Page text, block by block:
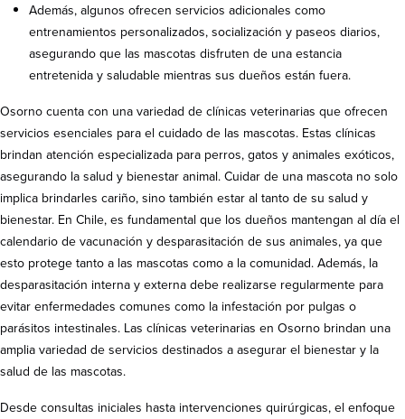
Además, algunos ofrecen servicios adicionales como
entrenamientos personalizados, socialización y paseos diarios,
asegurando que las mascotas disfruten de una estancia
entretenida y saludable mientras sus dueños están fuera.
Osorno cuenta con una variedad de clínicas veterinarias que ofrecen
servicios esenciales para el cuidado de las mascotas. Estas clínicas
brindan atención especializada para perros, gatos y animales exóticos,
asegurando la salud y bienestar animal. Cuidar de una mascota no solo
implica brindarles cariño, sino también estar al tanto de su salud y
bienestar. En Chile, es fundamental que los dueños mantengan al día el
calendario de vacunación y desparasitación de sus animales, ya que
esto protege tanto a las mascotas como a la comunidad. Además, la
desparasitación interna y externa debe realizarse regularmente para
evitar enfermedades comunes como la infestación por pulgas o
parásitos intestinales. Las clínicas veterinarias en Osorno brindan una
amplia variedad de servicios destinados a asegurar el bienestar y la
salud de las mascotas.
Desde consultas iniciales hasta intervenciones quirúrgicas, el enfoque